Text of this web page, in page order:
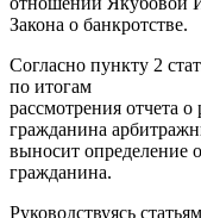
Закона о банкротстве.
Согласно пункту 2
по итогам
рассмотрения отчета о
гражданина
выносит определение
гражданина.
Руководствуясь